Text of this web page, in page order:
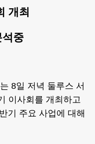
개최
중
8일 저녁 둘루스 서
이사회를 개최하고
기 주요 사업에 대해